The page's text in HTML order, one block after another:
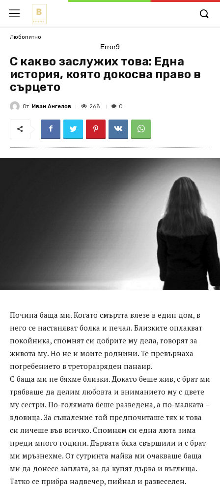
Любопитно
Error9
С какво заслужих това: Една
история, която докосва право в
сърцето
От Иван Ангелов 268 0
Почина баща ми. Когато смъртта влезе в един дом, в
него се настаняват болка и печал. Близките оплакват
покойника, спомнят си добрите му дела, говорят за
живота му. Но не и моите роднини. Те превърнаха
погребението в треторазряден панаир.
С баща ми не бяхме близки. Докато беше жив, с брат ми
трябваше да делим любовта и вниманието му с двете
му сестри. По-голямата беше разведена, а по-малката –
вдовица. За съжаление той предпочиташе тях и това
си личеше във всичко. Спомням си една люта зима
преди много години. Дървата бяха свършили и с брат
ми мръзнехме. От сутринта майка ми очакваше баща
ми да донесе заплата, за да купят дърва и въглища.
Татко се прибра надвечер, пийнал и развеселен.